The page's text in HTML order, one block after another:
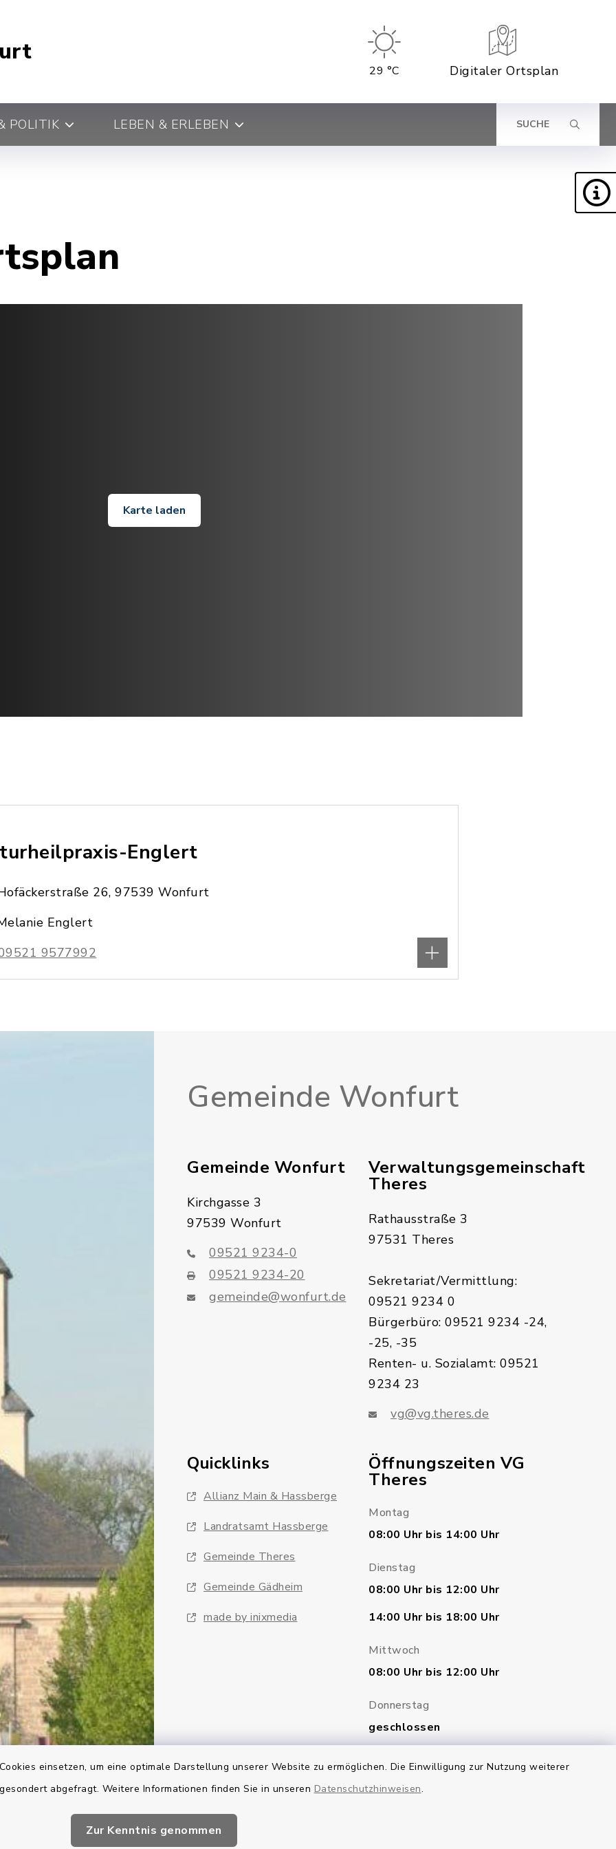
einsetzen, um eine optimale Darstellung unserer Website zu ermöglichen. Die Einwilligung zur Nutzung weiterer
abgefragt. Weitere Informationen finden Sie in unseren Datenschutzhinweisen.
Zur Kenntnis genommen
29 °C Digitaler Ortsplan
POLITIK LEBEN & ERLEBEN SUCHE
Karte laden
Englert
26, 97539 Wonfurt
Englert
9577992
Gemeinde Wonfurt
Gemeinde Wonfurt
Kirchgasse 3
97539 Wonfurt
09521 9234-0
09521 9234-20
gemeinde@wonfurt.de
Verwaltungsgemeinschaft
Theres
Rathausstraße 3
97531 Theres
Sekretariat/Vermittlung:
09521 9234 0
Bürgerbüro: 09521 9234 -24,
-25, -35
Renten- u. Sozialamt: 09521
9234 23
vg@vg.theres.de
Quicklinks
Allianz Main & Hassberge
Landratsamt Hassberge
Gemeinde Theres
Gemeinde Gädheim
made by inixmedia
Öffnungszeiten VG
Theres
Montag
08:00 Uhr bis 14:00 Uhr
Dienstag
08:00 Uhr bis 12:00 Uhr
14:00 Uhr bis 18:00 Uhr
Mittwoch
08:00 Uhr bis 12:00 Uhr
Donnerstag
geschlossen
Freitag
07:00 Uhr bis 12:00 Uhr